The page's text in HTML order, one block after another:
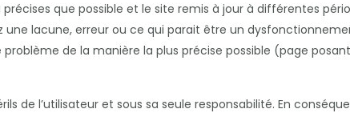
que possible et le site remis à jour à différentes
lacune, erreur ou ce qui parait être un
de la manière la plus précise possible (page
de l’utilisateur et sous sa seule responsabilité. En